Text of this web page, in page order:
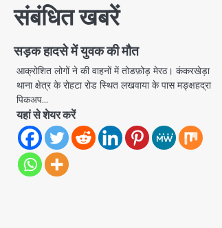
संबंधित खबरें
सड़क हादसे में युवक की मौत
आक्रोशित लोगों ने की वाहनों में तोडफ़ोड़ मेरठ। कंकरखेड़ा
थाना क्षेत्र के रोहटा रोड स्थित लखवाया के पास मङ्क्षहद्रा
पिकअप…
यहां से शेयर करें